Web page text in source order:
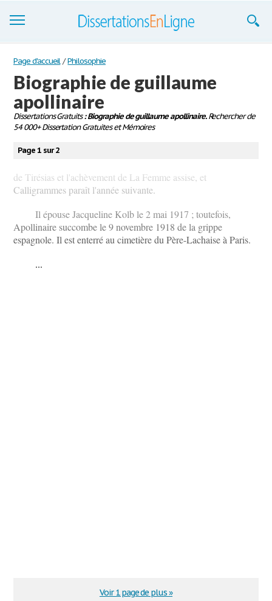
Dissertations
S'inscrire
Se connecter
Contactez-nous
Page d'accueil / Philosophie
Biographie de guillaume
apollinaire
Dissertations Gratuits: Biographie de guillaume apollinaire.Rechercher de
54 000+ Dissertation Gratuites et Mémoires
Page 1 sur 2
de Tirésias et l'achèvement de La Femme assise, et
Calligrammes paraît l'année suivante.
Il épouse Jacqueline Kolb le 2 mai 1917 ; toutefois,
Apollinaire succombe le 9 novembre 1918 de la grippe
espagnole. Il est enterré au cimetière du Père-Lachaise à Paris.
...
Voir 1 page de plus »